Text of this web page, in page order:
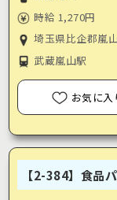
時給 1,270円
埼玉県比企郡嵐
武蔵嵐山駅
お気に入
【2-384】食品